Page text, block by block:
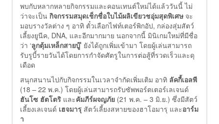
พบกับหลากหลายกิจกรรมและคอนเทนต์ใหม่ได้แล้ววันนี้ ไม่
ว่าจะเป็น กิจกรรมสมุดเช็กชื่อใบไม้ผลิเขียวชอุ่มสุดพิเศษ จะ
มอบรางวัลต่าง ๆ อาทิ ตั๋วเลือกไฟท์เตอร์พิกอัป, กล่องสุ่มสัตว์
เลี้ยงยูนีค, DNA, และอีกมากมาย นอกจากนี้ มินิเกมใหม่ที่มีชื่อ
ว่า ‘ลูกตุ้มเหล็กสายบู๊’ ยังได้ถูกเพิ่มเข้ามา โดยผู้เล่นสามารถ
รับรูบี้รายวันได้โดยการกำจัดศัตรูในการต่อสู้ที่รวดเร็วและดุ
เดือด
สนุกสนานไปกับกิจกรรมในเวลาจำกัดเพิ่มเติม อาทิ ลัคกี้เอลพี
(18 – 22 พ.ค.) โดยผู้เล่นสามารถรับซัพพอร์ตเตอร์เลเจนด์
ฮันโซ ฮัตโตริ และคัมภีร์ผจญภัย (21 พ.ค. – 3 มิ.ย.) ซึ่งมีสัตว์
เลี้ยงเลเจนด์ เฮจมารุ สัตว์เลี้ยงสหายของฮาโอมารุ และอาร์ม
า